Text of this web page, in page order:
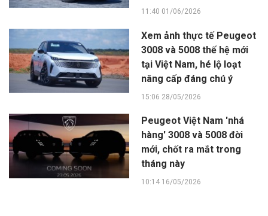
11:40 01/06/2026
Xem ảnh thực tế Peugeot
3008 và 5008 thế hệ mới
tại Việt Nam, hé lộ loạt
nâng cấp đáng chú ý
15:06 28/05/2026
Peugeot Việt Nam 'nhá
hàng' 3008 và 5008 đời
mới, chốt ra mắt trong
tháng này
10:14 16/05/2026